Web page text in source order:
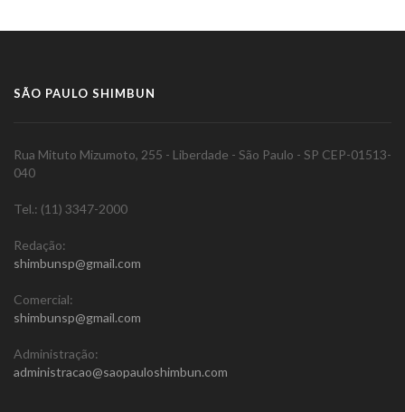
SÃO PAULO SHIMBUN
Rua Mituto Mizumoto, 255 - Liberdade - São Paulo - SP CEP-01513-
040
Tel.: (11) 3347-2000
Redação:
shimbunsp@gmail.com
Comercial:
shimbunsp@gmail.com
Administração:
administracao@saopauloshimbun.com